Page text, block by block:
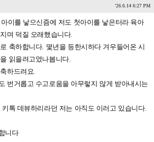
'26.6.14 6:27 PM
이를 낳으신즘에 저도 첫아이를 낳은터라 육아
며 덕질 오래했습니다.
축하합니다. 몇년을 등한시하다 겨우들어온 시
읽을려고였나봅니다.
하드려요.
번거롭고 수고로움을 아무렇지 않게 받아내시는
톡 데뷰하리라던 저는 아직도 이러고 있습니다.
니다